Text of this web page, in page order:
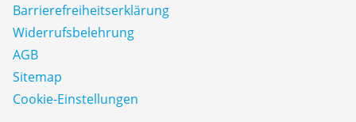
Barrierefreiheitserklärung
Widerrufsbelehrung
AGB
Sitemap
Cookie-Einstellungen